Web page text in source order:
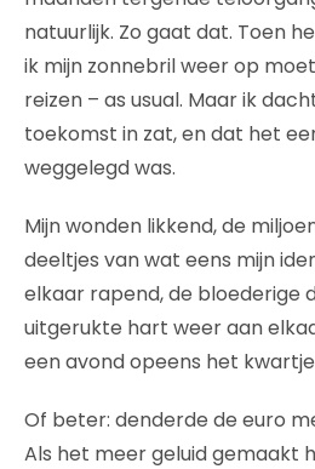
natuurlijk. Zo gaat dat. Toen
ik mijn zonnebril weer op
reizen – as usual. Maar ik
toekomst in zat, en dat het
weggelegd was.
Mijn wonden likkend, de
deeltjes van wat eens mijn
elkaar rapend, de bloederige
uitgerukte hart weer aan
een avond opeens het
Of beter: denderde de euro
Als het meer geluid gemaakt